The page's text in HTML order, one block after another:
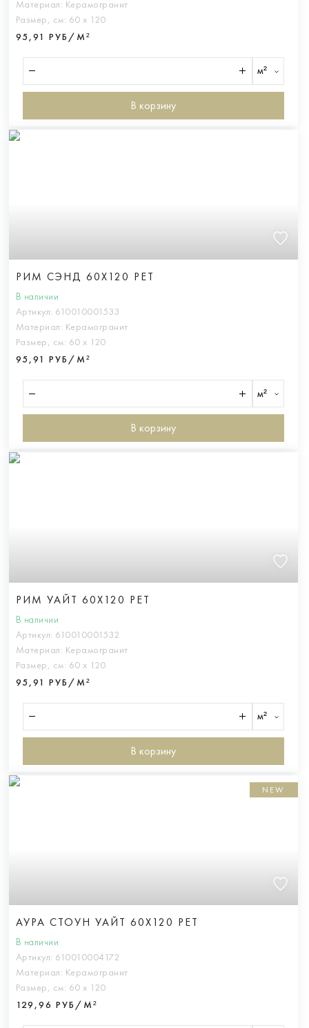
Материал: Керамогранит
Размер, см: 60 х 120
95,91 РУБ/М²
м²
В корзину
РИМ СЭНД 60X120 РЕТ
В наличии
Артикул: 610010001533
Материал: Керамогранит
Размер, см: 60 х 120
95,91 РУБ/М²
м²
В корзину
РИМ УАЙТ 60X120 РЕТ
В наличии
Артикул: 610010001532
Материал: Керамогранит
Размер, см: 60 х 120
95,91 РУБ/М²
м²
В корзину
NEW
АУРА СТОУН УАЙТ 60X120 РЕТ
В наличии
Артикул: 610010004172
Материал: Керамогранит
Размер, см: 60 х 120
129,96 РУБ/М²